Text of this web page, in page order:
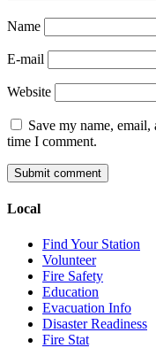
Name
E-mail
Website
Save my name,
time I comment.
Local
Find Your Station
Volunteer
Fire Safety
Education
Evacuation Info
Disaster Readiness
Fire Stat